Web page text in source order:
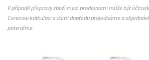
V případě přepravy zboží mezi prodejnami může být
Cenovou kalkulaci s Vámi dopředu projednáme a
potvrdíme.